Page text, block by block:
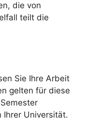
die von
teilt die
Sie Ihre Arbeit
gelten für diese
Universität.